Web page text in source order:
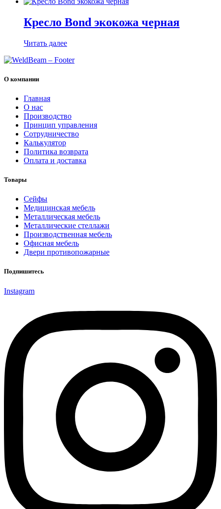
Кресло Bond экокожа черная
Читать далее
О компании
Главная
О нас
Производство
Принцип управления
Сотрудничество
Калькулятор
Политика возврата
Оплата и доставка
Товары
Cейфы
Медицинская мебель
Металлическая мебель
Металлические стеллажи
Производственная мебель
Офисная мебель
Двери противопожарные
Подпишитесь
Instagram